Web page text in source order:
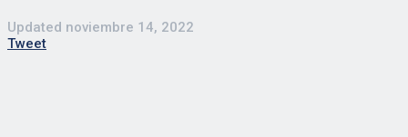
Updated noviembre 14, 2022
Tweet